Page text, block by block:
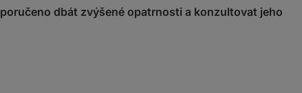
dbát zvýšené opatrnosti a konzultovat jeho